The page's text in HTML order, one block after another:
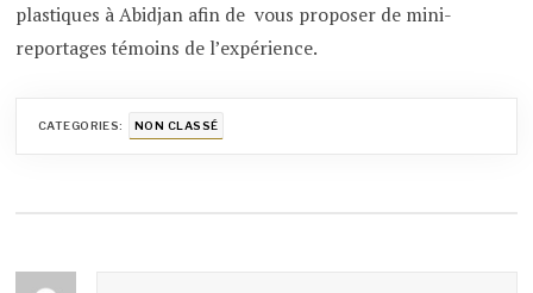
plastiques à Abidjan afin de vous proposer de mini-
reportages témoins de l’expérience.
CATEGORIES: NON CLASSÉ